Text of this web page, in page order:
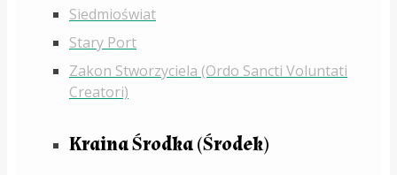
Siedmioświat
Stary Port
Zakon Stworzyciela (Ordo Sancti Voluntati
Creatori)
Kraina Środka (Środek)